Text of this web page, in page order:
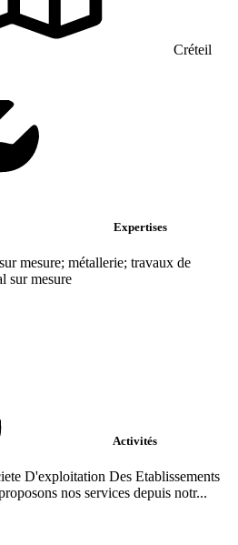
Créteil
Expertises
mesure; métallerie; travaux de
sur mesure
Activités
D'exploitation Des Etablissements
nos services depuis notr...